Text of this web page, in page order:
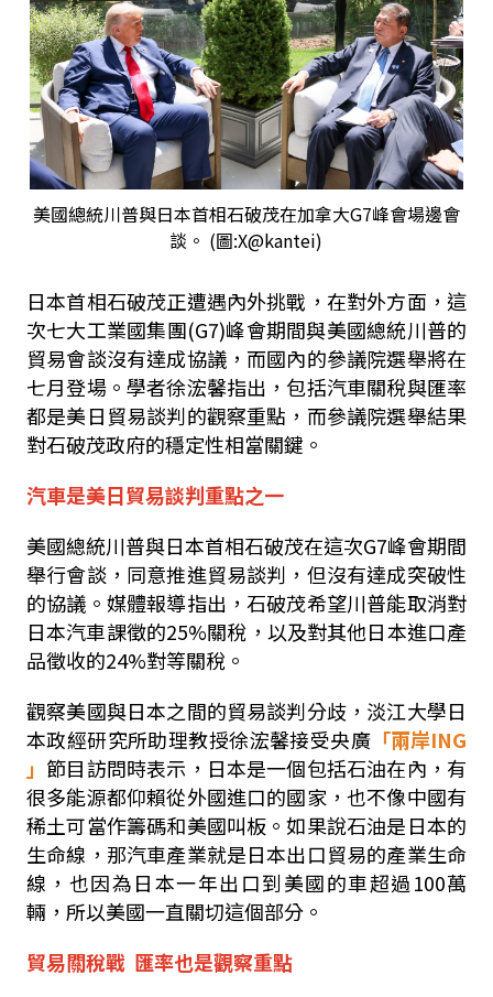
美國總統川普與日本首相石破茂在加拿大G7峰會場邊會
談。 (圖:X@kantei)
日本首相石破茂正遭遇內外挑戰，在對外方面，這
次七大工業國集團(G7)峰會期間與美國總統川普的
貿易會談沒有達成協議，而國內的參議院選舉將在
七月登場。學者徐浤馨指出，包括汽車關稅與匯率
都是美日貿易談判的觀察重點，而參議院選舉結果
對石破茂政府的穩定性相當關鍵。
汽車是美日貿易談判重點之一
美國總統川普與日本首相石破茂在這次G7峰會期間
舉行會談，同意推進貿易談判，但沒有達成突破性
的協議。媒體報導指出，石破茂希望川普能取消對
日本汽車課徵的25%關稅，以及對其他日本進口產
品徵收的24%對等關稅。
觀察美國與日本之間的貿易談判分歧，淡江大學日
本政經研究所助理教授徐浤馨接受央廣 「兩岸ING
」 節目訪問時表示，日本是一個包括石油在內，有
很多能源都仰賴從外國進口的國家，也不像中國有
稀土可當作籌碼和美國叫板。如果說石油是日本的
生命線，那汽車產業就是日本出口貿易的產業生命
線，也因為日本一年出口到美國的車超過100萬
輛，所以美國一直關切這個部分。
貿易關稅戰 匯率也是觀察重點